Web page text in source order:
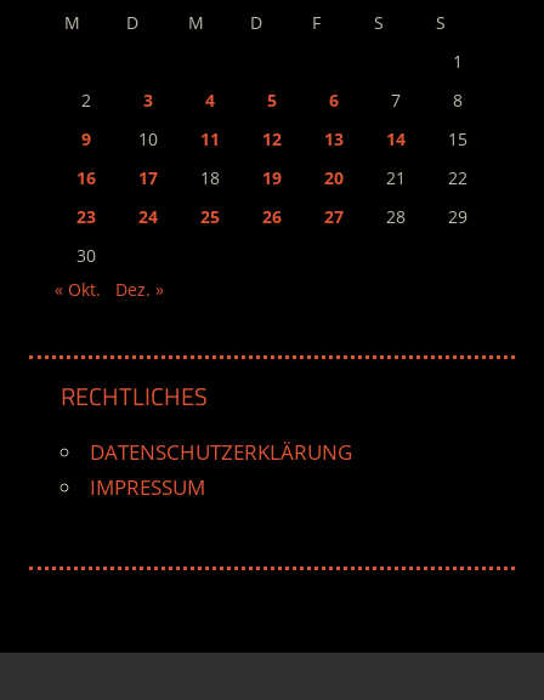
M D M D F S
S
1
2
3 4 5 6 7
8
9
10 11 12 13 14
15
16
17 18 19 20 21
22
23
24 25 26 27 28
29
30
« Okt.
Dez. »
RECHTLICHES
DATENSCHUTZERKLÄRUNG
IMPRESSUM